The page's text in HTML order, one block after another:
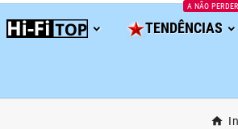
TENDÊNCIAS
A NÃO PERDER